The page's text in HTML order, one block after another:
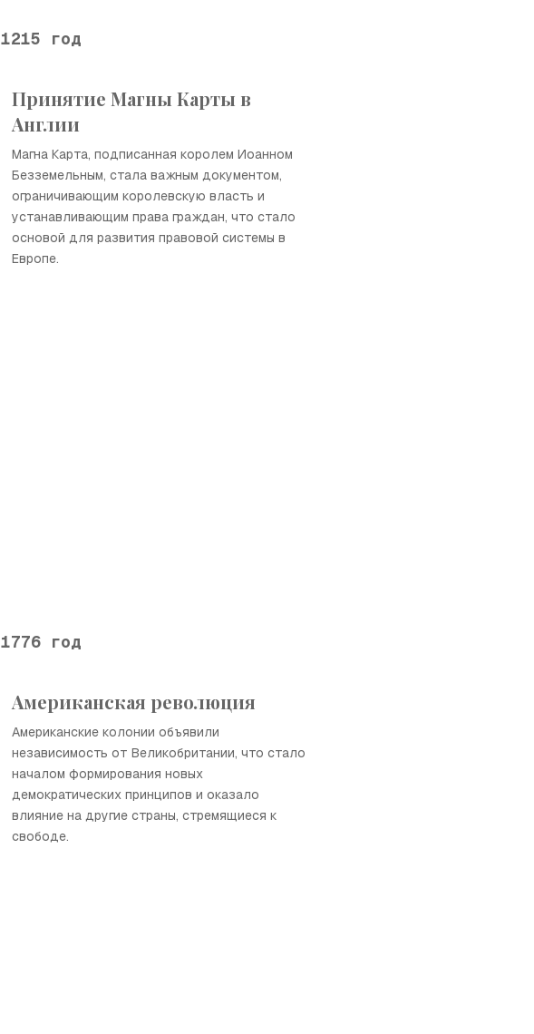
1215 год
Принятие Магны Карты в
Англии
Магна Карта, подписанная королем Иоанном
Безземельным, стала важным документом,
ограничивающим королевскую власть и
устанавливающим права граждан, что стало
основой для развития правовой системы в
Европе.
1776 год
Американская революция
Американские колонии объявили
независимость от Великобритании, что стало
началом формирования новых
демократических принципов и оказало
влияние на другие страны, стремящиеся к
свободе.